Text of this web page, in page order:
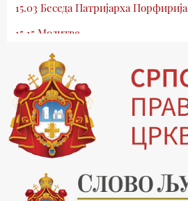
15.03 Беседа Патријарха Порфирија
15.15 Молитве
15.30 Млади у Цркви
16.03 Српски јерарси
16.30 Хроника Архиепископије
17.03 Фолклор магазин
17.30 Тврђаве Дунава
18.03 Кроз историју Београда